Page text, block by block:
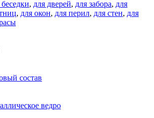
беседки, для дверей, для забора, для
, для окон, для перил, для стен, для
состав
ведро